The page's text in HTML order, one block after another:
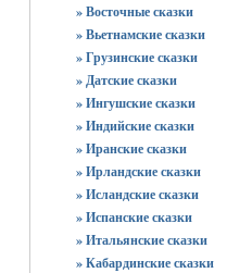
» Восточные сказки
» Вьетнамские сказки
» Грузинские сказки
» Датские сказки
» Ингушские сказки
» Индийские сказки
» Иранские сказки
» Ирландские сказки
» Исландские сказки
» Испанские сказки
» Итальянские сказки
» Кабардинские сказки